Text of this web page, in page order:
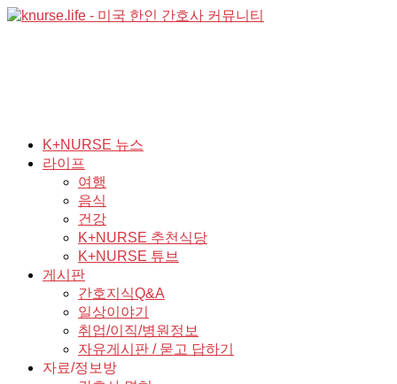
K+NURSE 뉴스
라이프
여행
음식
건강
K+NURSE 추천식당
K+NURSE 튜브
게시판
간호지식Q&A
일상이야기
취업/이직/병원정보
자유게시판 / 묻고 답하기
자료/정보방